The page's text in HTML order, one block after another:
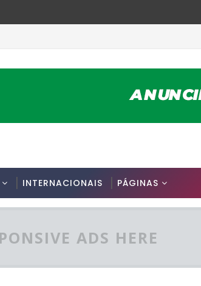
INTERNACIONAIS PÁGINAS
ADS HERE